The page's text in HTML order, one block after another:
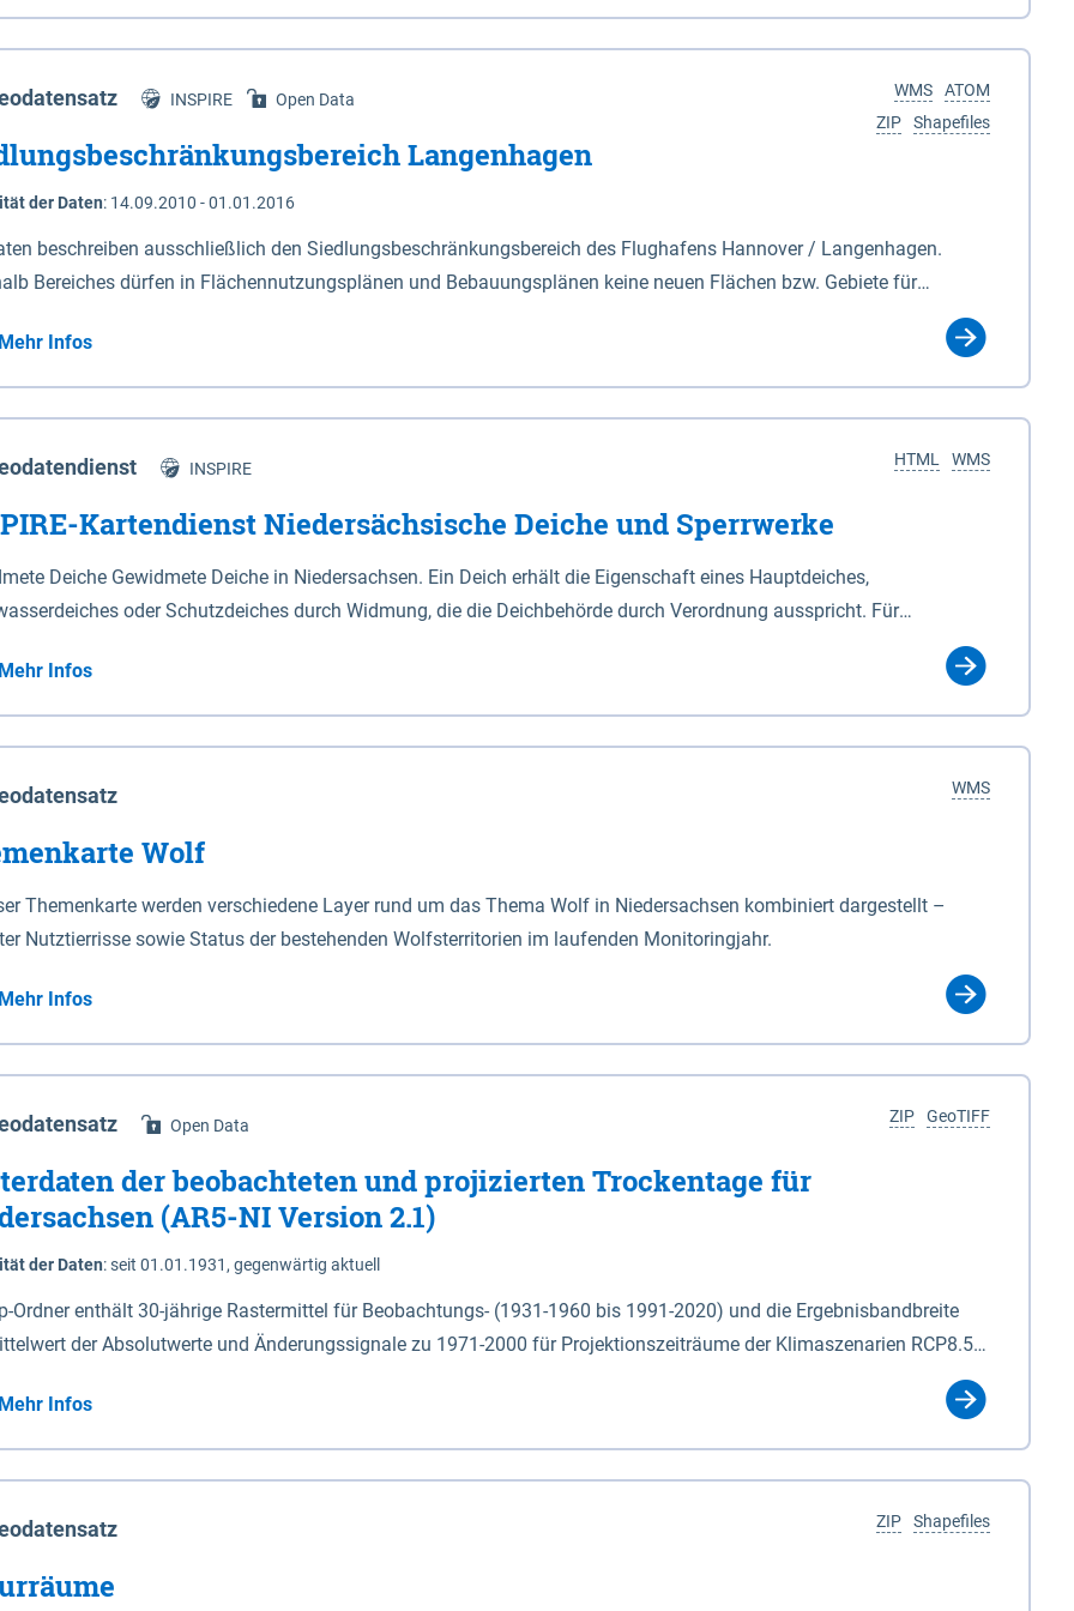
Niedersachsen (vgl. Abb. 4-1) entlang der Elbe zwischen Schnackenburg im Osten und Hohnstorf (Elbe) im Westen
472,5 bei Schnackenburg bis 569 bei Lauenburg). Das Biosphärenreservat umfasst Teile der Landkreise
Dannenberg und Lüneburg.
ATOM
WMS
Shapefiles
ZIP
INSPIRE Open Data
Langenhagen
der Daten: 14.09.2010 - 01.01.2016
beschreiben ausschließlich den Siedlungsbeschränkungsbereich des Flughafens Hannover / Langenhagen.
Bereiches dürfen in Flächennutzungsplänen und Bebauungsplänen keine neuen Flächen bzw. Gebiete für
Mehr Infos
WMS
HTML
INSPIRE
Kartendienst Niedersächsische Deiche und Sperrwerke
Deiche Gewidmete Deiche in Niedersachsen. Ein Deich erhält die Eigenschaft eines Hauptdeiches,
oder Schutzdeiches durch Widmung, die die Deichbehörde durch Verordnung ausspricht. Für
Deiche gelten die Bestimmungen des Niedersächsischen Deichgesetzes (NDG). Die Widmung "2.Deichlinie" ist
Sperrwerke Sperrwerke sind Bauwerke mit Sperrvorrichtungen in Tidegewässern, die dem
eines Gebietes vor erhöhten Tiden, vor allem vor Sturmfluten, zu dienen bestimmt sind (§2 Abs.3 NDG). Ein Bauwerk
Art erhält die Eigenschaft eines Sperrwerkes durch Widmung, die die Deichbehörde durch Verordnung
Mehr Infos
WMS
Wolf
Themenkarte werden verschiedene Layer rund um das Thema Wolf in Niedersachsen kombiniert dargestellt –
Nutztierrisse sowie Status der bestehenden Wolfsterritorien im laufenden Monitoringjahr.
Mehr Infos
GeoTIFF
ZIP
Open Data
der beobachteten und projizierten Trockentage für
(AR5-NI Version 2.1)
der Daten:seit 01.01.1931, gegenwärtig aktuell
Ordner enthält 30-jährige Rastermittel für Beobachtungs- (1931-1960 bis 1991-2020) und die Ergebnisbandbreite
der Absolutwerte und Änderungssignale zu 1971-2000 für Projektionszeiträume der Klimaszenarien RCP8.5
(Jun. - Aug.) - au: Herbst (Sep. - Nov.) - wi: Winter (Dez. - Feb.) - hyr:
Jahr (Nov. - Okt.) - hsu: Hydrologisches Sommerhalbjahr (Mai - Okt.) - hwi: Hydrologisches Winterhalbjahr
- vd: Vegetationsruhe (Okt. - Mär.) Neben den Rasterdaten ist eine
zu den Dateinamen und für eine Darstellung im GIS eine Klassifizierung der Rasterdaten mit Klassenname und
code gegeben.
Mehr Infos
Shapefiles
ZIP